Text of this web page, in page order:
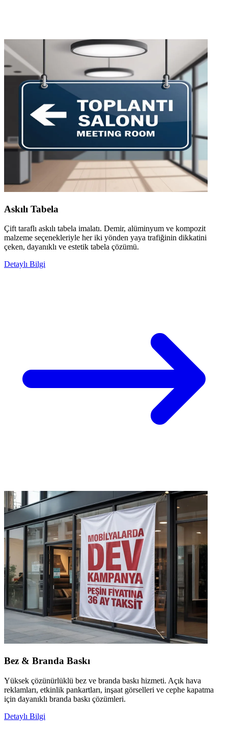
Askılı Tabela
Çift taraflı askılı tabela imalatı. Demir, alüminyum ve kompozit
malzeme seçenekleriyle her iki yönden yaya trafiğinin dikkatini
çeken, dayanıklı ve estetik tabela çözümü.
Detaylı Bilgi
Bez & Branda Baskı
Yüksek çözünürlüklü bez ve branda baskı hizmeti. Açık hava
reklamları, etkinlik pankartları, inşaat görselleri ve cephe kapatma
için dayanıklı branda baskı çözümleri.
Detaylı Bilgi